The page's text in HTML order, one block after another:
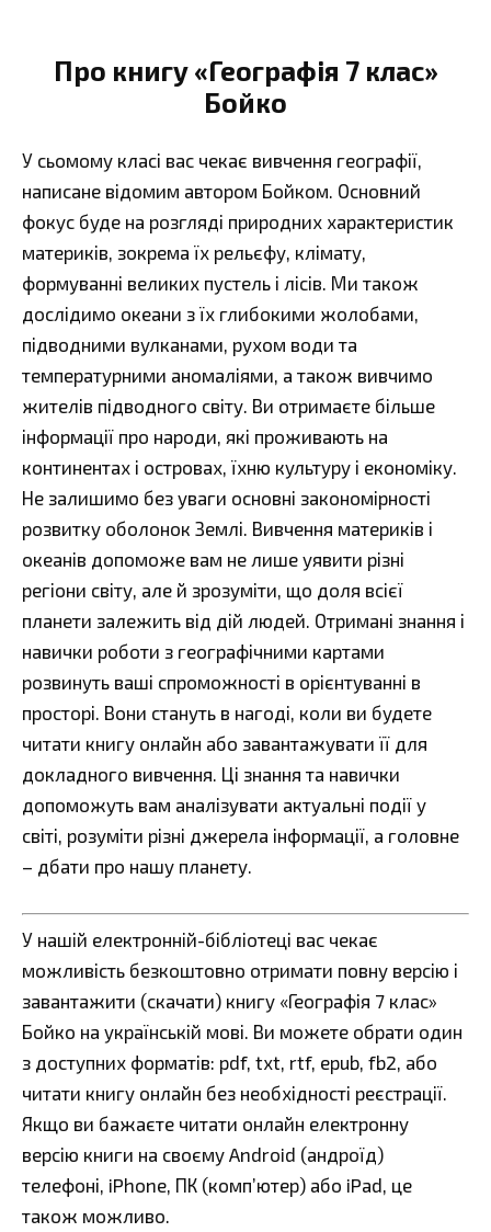
Про книгу «Географія 7 клас»
Бойко
У сьомому класі вас чекає вивчення географії,
написане відомим автором Бойком. Основний
фокус буде на розгляді природних характеристик
материків, зокрема їх рельєфу, клімату,
формуванні великих пустель і лісів. Ми також
дослідимо океани з їх глибокими жолобами,
підводними вулканами, рухом води та
температурними аномаліями, а також вивчимо
жителів підводного світу. Ви отримаєте більше
інформації про народи, які проживають на
континентах і островах, їхню культуру і економіку.
Не залишимо без уваги основні закономірності
розвитку оболонок Землі. Вивчення материків і
океанів допоможе вам не лише уявити різні
регіони світу, але й зрозуміти, що доля всієї
планети залежить від дій людей. Отримані знання і
навички роботи з географічними картами
розвинуть ваші спроможності в орієнтуванні в
просторі. Вони стануть в нагоді, коли ви будете
читати книгу онлайн або завантажувати її для
докладного вивчення. Ці знання та навички
допоможуть вам аналізувати актуальні події у
світі, розуміти різні джерела інформації, а головне
– дбати про нашу планету.
У нашій електронній-бібліотеці вас чекає
можливість безкоштовно отримати повну версію і
завантажити (скачати) книгу «Географія 7 клас»
Бойко на українській мові. Ви можете обрати один
з доступних форматів: pdf, txt, rtf, epub, fb2, або
читати книгу онлайн без необхідності реєстрації.
Якщо ви бажаєте читати онлайн електронну
версію книги на своєму Android (андроїд)
телефоні, iPhone, ПК (комп’ютер) або iPad, це
також можливо.